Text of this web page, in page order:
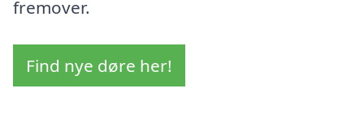
fremover.
Find nye døre her!